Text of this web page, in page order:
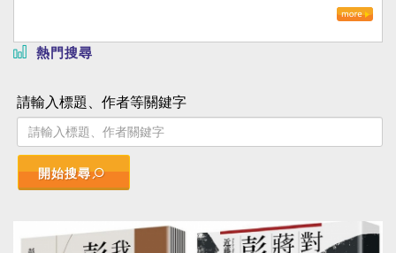
熱門搜尋
請輸入標題、作者等關鍵字
開始搜尋